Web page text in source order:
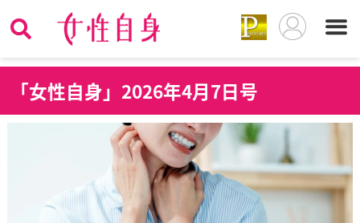
「女性自身」2026年4月7日号